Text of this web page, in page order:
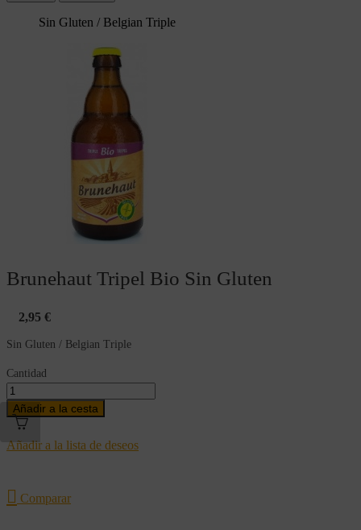
Sin Gluten / Belgian Triple
Brunehaut Tripel Bio Sin Gluten
2,95 €
Sin Gluten / Belgian Triple
Cantidad
Añadir a la cesta
Añadir a la lista de deseos
 Comparar